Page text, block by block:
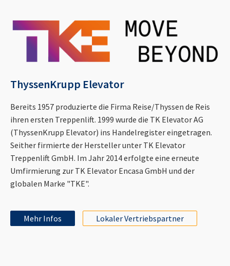
ThyssenKrupp Elevator
Bereits 1957 produzierte die Firma Reise/Thyssen de Reis
ihren ersten Treppenlift. 1999 wurde die TK Elevator AG
(ThyssenKrupp Elevator) ins Handelregister eingetragen.
Seither firmierte der Hersteller unter TK Elevator
Treppenlift GmbH. Im Jahr 2014 erfolgte eine erneute
Umfirmierung zur TK Elevator Encasa GmbH und der
globalen Marke "TKE".
Mehr Infos Lokaler Vertriebspartner